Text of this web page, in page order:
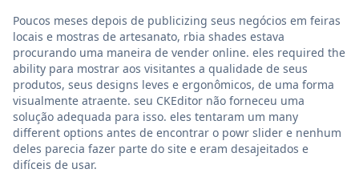
Poucos meses depois de publicizing seus negócios em feiras
locais e mostras de artesanato, rbia shades estava
procurando uma maneira de vender online. eles required the
ability para mostrar aos visitantes a qualidade de seus
produtos, seus designs leves e ergonômicos, de uma forma
visualmente atraente. seu CKEditor não forneceu uma
solução adequada para isso. eles tentaram um many
different options antes de encontrar o powr slider e nenhum
deles parecia fazer parte do site e eram desajeitados e
difíceis de usar.